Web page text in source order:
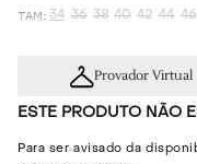
34 36 38 40 42 44 46
Provador Virtual
ESTE PRODUTO NÃO
Para ser avisado da